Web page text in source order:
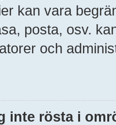
kan vara
posta, osv.
och
inte rösta i